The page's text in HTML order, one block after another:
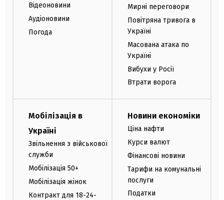
Відеоновини
Аудіоновини
Погода
Мирні переговори
Повітряна тривога в
Україні
Масована атака по
Україні
Вибухи у Росії
Втрати ворога
Мобілізація в
Україні
Звільнення з військової
служби
Мобілізація 50+
Мобілізація жінок
Контракт для 18-24-
Новини економіки
Ціна нафти
Курси валют
Фінансові новини
Тарифи на комунальні
послуги
Податки